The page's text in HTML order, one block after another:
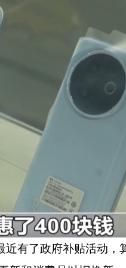
有了政府补贴活动，